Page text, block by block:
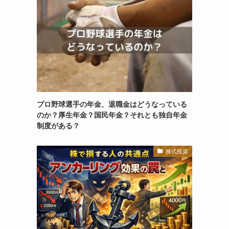
プロ野球選手の年金、退職金はどうなっている
のか？厚生年金？国民年金？それとも独自年金
制度がある？
株式投資